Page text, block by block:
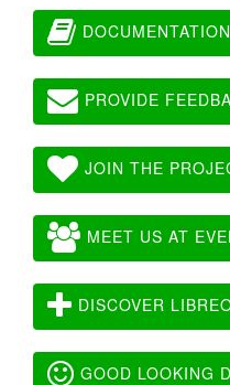
DOCUMENTATION
PROVIDE
JOIN THE
MEET US AT
DISCOVER
GOOD LOOKING